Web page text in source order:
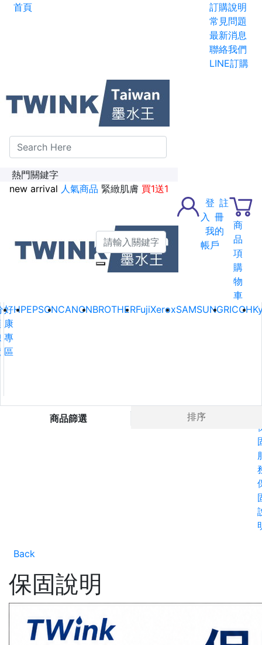
首頁
碳粉匣全面特惠價
訂購說明
常見問題
最新消息
聯絡我們
LINE訂購
熱門關鍵字
new arrival 人氣商品 緊緻肌膚 買1送1
登
入
註
冊
我的
帳戶
商
品
項
購
物
車
好
康
專
區
HPEPSONCANONBROTHERFujiXeroxSAMSUNGRICOH
商品篩選 排序
Back
保固說明